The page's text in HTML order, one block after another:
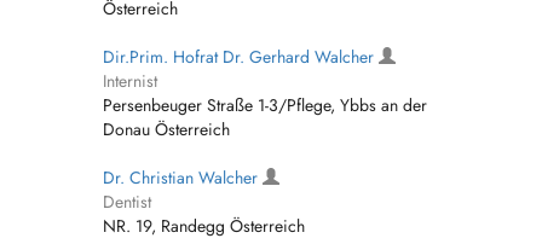
Österreich
Dir.Prim. Hofrat Dr. Gerhard Walcher
Internist
Persenbeuger Straße 1-3/Pflege, Ybbs an der
Donau Österreich
Dr. Christian Walcher
Dentist
NR. 19, Randegg Österreich